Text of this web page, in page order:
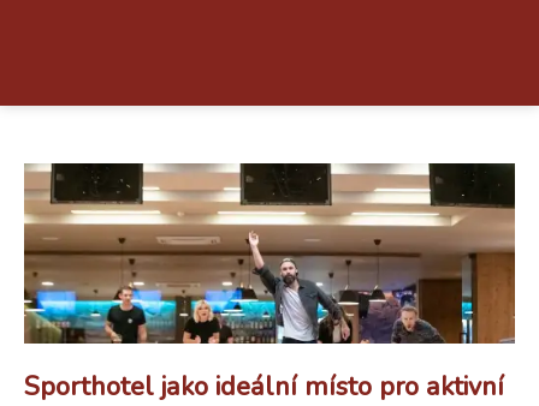
Sporthotel jako ideální místo pro aktivní